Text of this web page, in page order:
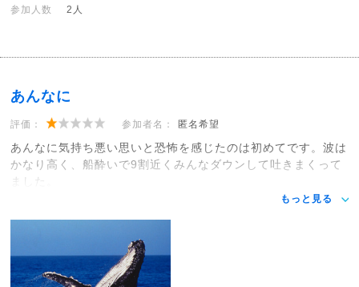
参加人数
2人
あんなに
評価： 参加者名： 匿名希望
あんなに気持ち悪い思いと恐怖を感じたのは初めてです。波は
かなり高く、船酔いで9割近くみんなダウンして吐きまくって
ました。
もっと見る